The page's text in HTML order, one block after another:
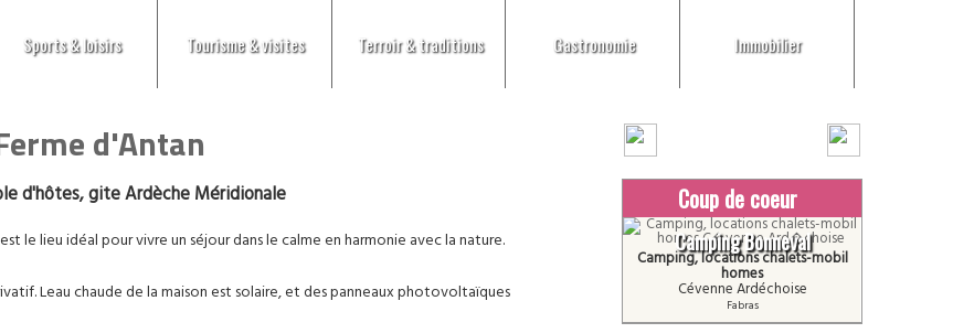
Sports & loisirs Tourisme & visites Terroir & traditions Gastronomie Immobilier
d'Antan
d'hôtes, gite Ardèche Méridionale
le lieu idéal pour vivre un séjour dans le calme en harmonie avec la nature.
Leau chaude de la maison est solaire, et des panneaux photovoltaïques
Coup de coeur
Camping Bonneval
Camping, locations chalets-mobil
homes
Cévenne Ardéchoise
Fabras